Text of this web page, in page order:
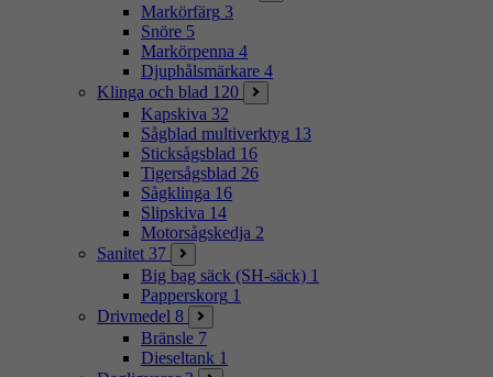
Markörfärg 3
Snöre 5
Markörpenna 4
Djuphålsmärkare 4
Klinga och blad 120
Kapskiva 32
Sågblad multiverktyg 13
Sticksågsblad 16
Tigersågsblad 26
Sågklinga 16
Slipskiva 14
Motorsågskedja 2
Sanitet 37
Big bag säck (SH-säck) 1
Papperskorg 1
Drivmedel 8
Bränsle 7
Dieseltank 1